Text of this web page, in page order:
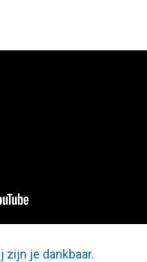
zijn je dankbaar.